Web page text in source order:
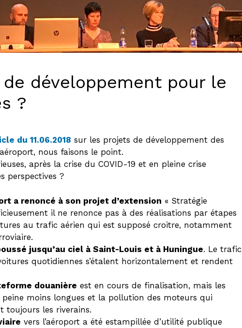
développement pour le
?
du 11.06.2018 sur les projets de développement des
nous faisons le point.
après la crise du COVID-19 et en pleine crise
perspectives ?
a renoncé à son projet d’extension « Stratégie
il ne renonce pas à des réalisations par étapes
au trafic aérien qui est supposé croitre, notamment
jusqu’au ciel à Saint-Louis et à Huningue. Le trafic
quotidiennes s’étalent horizontalement et rendent
douanière est en cours de finalisation, mais les
moins longues et la pollution des moteurs qui
toujours les riverains.
vers l’aéroport a été estampillée d’utilité publique